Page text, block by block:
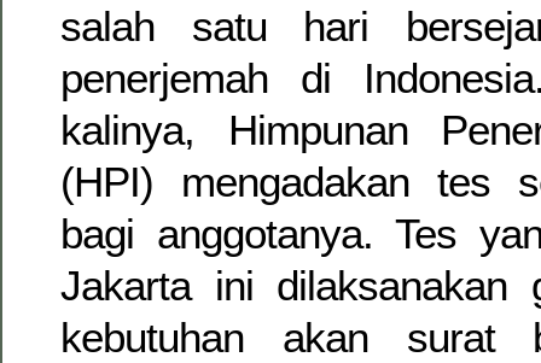
salah satu hari
penerjemah di
kalinya, Himpunan
(HPI) mengadakan tes
bagi anggotanya. Tes
Jakarta ini dilaksanakan
kebutuhan akan surat